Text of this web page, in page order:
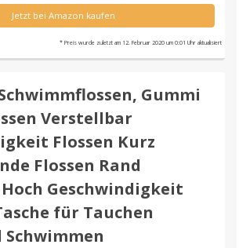
Jetzt bei Amazon kaufen
* Preis wurde zuletzt am 12. Februar 2020 um 0:01 Uhr aktualisiert
Gummi
Verstellbar
Flossen Kurz
Flossen Rand
Geschwindigkeit
für Tauchen
Schwimmen